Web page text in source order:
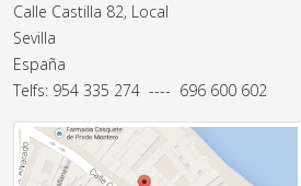
Calle Castilla 82, Local
Sevilla
España
Telfs: 954 335 274 ---- 696 600 602